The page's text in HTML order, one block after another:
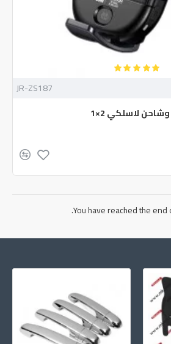
JR-ZS187
لاسلكي 2×1
You have reached the end